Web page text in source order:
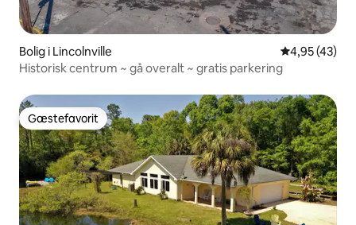
Bolig i Lincolnville 4,95 ud af 5 i
4,95 (43)
Historisk centrum ~ gå overalt ~ gratis parkering
Gæstefavorit
Gæstefavorit